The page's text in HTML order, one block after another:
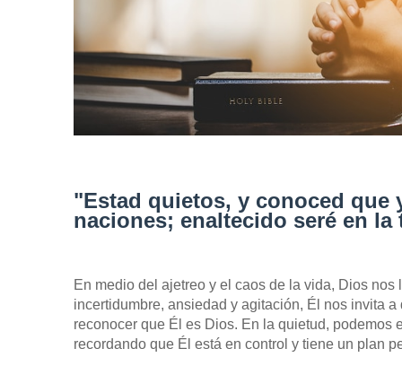
"Estad quietos, y conoced que
naciones; enaltecido seré en la
En medio del ajetreo y el caos de la vida, Dios
incertidumbre, ansiedad y agitación, Él nos invita
reconocer que Él es Dios. En la quietud, podemos
recordando que Él está en control y tiene un plan